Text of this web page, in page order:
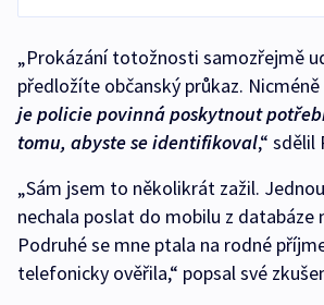
„Prokázání totožnosti samozřejmě
předložíte občanský průkaz.
jepolicie povinná poskytnout
tomu, abyste se identifikoval,“ sdělil
„Sám jsem to několikrát zažil.
nechala poslat do mobilu z
Podruhé se mne ptala na rodné
telefonicky ověřila,“ popsal své